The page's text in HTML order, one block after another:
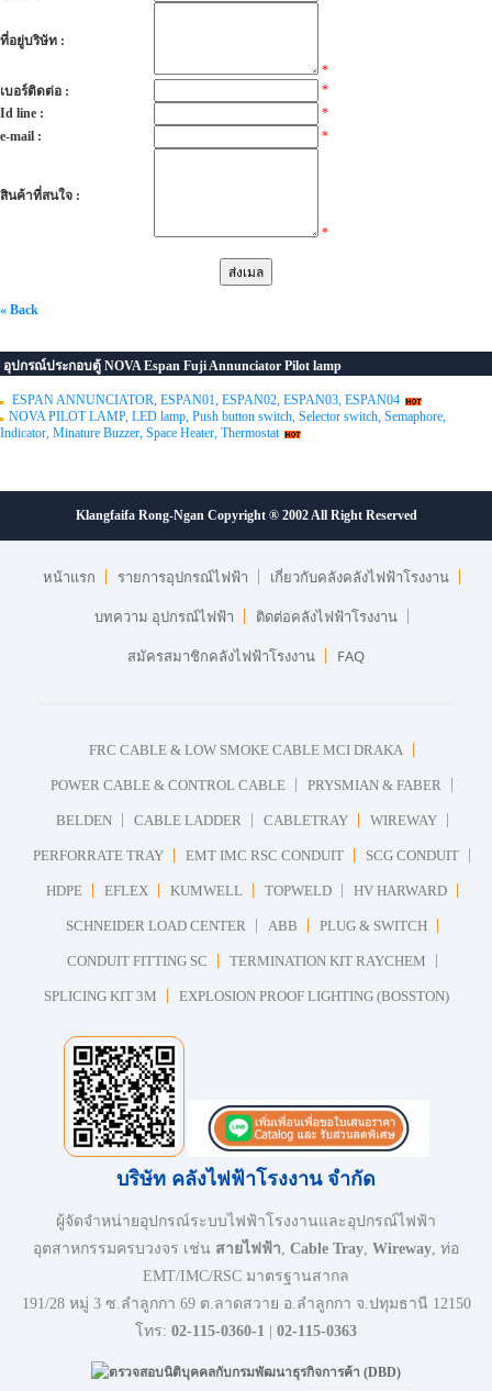
ที่อยู่บริษัท :
*
เบอร์ติดต่อ :
*
Id line :
*
e-mail :
*
สินค้าที่สนใจ :
*
« Back
อุปกรณ์ประกอบตู้ NOVA Espan Fuji Annunciator Pilot lamp
ESPAN ANNUNCIATOR, ESPAN01, ESPAN02, ESPAN03, ESPAN04
NOVA PILOT LAMP, LED lamp, Push button switch, Selector switch, Semaphore,
Indicator, Minature Buzzer, Space Heater, Thermostat
Klangfaifa Rong-Ngan Copyright ® 2002 All Right Reserved
หน้าแรก รายการอุปกรณ์ไฟฟ้า
เกี่ยวกับคลังคลังไฟฟ้าโรงงาน
บทความ อุปกรณ์ไฟฟ้า
ติดต่อคลังไฟฟ้าโรงงาน
สมัครสมาชิกคลังไฟฟ้าโรงงาน
FAQ
FRC CABLE & LOW SMOKE CABLE MCI DRAKA
POWER CABLE & CONTROL CABLE PRYSMIAN & FABER
BELDEN CABLE LADDER CABLETRAY WIREWAY
PERFORRATE TRAY EMT IMC RSC CONDUIT SCG CONDUIT
HDPE EFLEX KUMWELL TOPWELD HV HARWARD
SCHNEIDER LOAD CENTER ABB PLUG & SWITCH
CONDUIT FITTING SC TERMINATION KIT RAYCHEM
SPLICING KIT 3M EXPLOSION PROOF LIGHTING (BOSSTON)
บริษัท คลังไฟฟ้าโรงงาน จำกัด
ผู้จัดจำหน่ายอุปกรณ์ระบบไฟฟ้าโรงงานและอุปกรณ์ไฟฟ้า
อุตสาหกรรมครบวงจร เช่น สายไฟฟ้า Cable Tray Wireway , ท่อ
EMT/IMC/RSC มาตรฐานสากล
191/28 หมู่ 3 ซ.ลำลูกกา 69 ต.ลาดสวาย อ.ลำลูกกา จ.ปทุมธานี 12150
โทร: 02-115-0360-1 02-115-0363